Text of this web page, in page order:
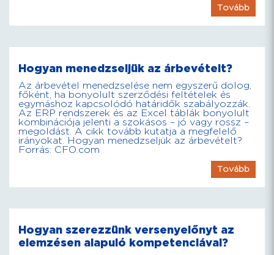
Tovább
Hogyan menedzseljük az árbevételt?
Az árbevétel menedzselése nem egyszerű dolog,
főként, ha bonyolult szerződési feltételek és
egymáshoz kapcsolódó határidők szabályozzák.
Az ERP rendszerek és az Excel táblák bonyolult
kombinációja jelenti a szokásos – jó vagy rossz –
megoldást. A cikk tovább kutatja a megfelelő
irányokat. Hogyan menedzseljük az árbevételt?
Forrás: CFO.com
Tovább
Hogyan szerezzünk versenyelőnyt az
elemzésen alapuló kompetenciával?